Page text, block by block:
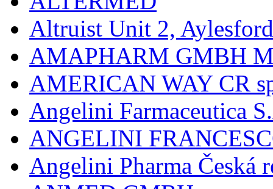
Altruist Unit 2, Aylesford
AMAPHARM GMBH
AMERICAN WAY CR
Angelini Farmaceutica
ANGELINI
Angelini Pharma Česká